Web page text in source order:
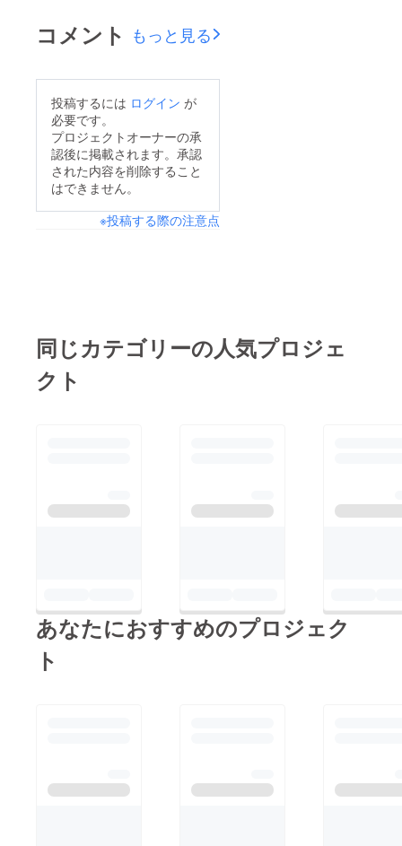
コメント もっと見る
投稿するには ログイン が
必要です。
プロジェクトオーナーの承
認後に掲載されます。承認
された内容を削除すること
はできません。
※投稿する際の注意点
同じカテゴリーの人気プロジェ
クト
あなたにおすすめのプロジェク
ト